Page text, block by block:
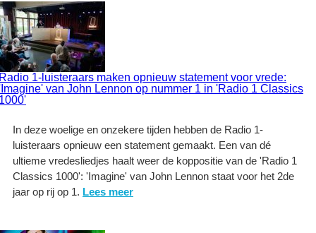
1-luisteraars maken opnieuw statement voor vrede:
van John Lennon op nummer 1 in 'Radio 1 Classics
In deze woelige en onzekere tijden hebben de Radio 1-
luisteraars opnieuw een statement gemaakt. Een van dé
ultieme vredesliedjes haalt weer de koppositie van de 'Radio 1
Classics 1000': 'Imagine' van John Lennon staat voor het 2de
jaar op rij op 1. Lees meer